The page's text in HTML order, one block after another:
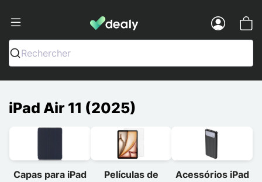
Dealy - Capas e acessórios para
Rechercher
iPad Air 11 (2025)
Capas para iPad
Películas de
Acessórios iPad